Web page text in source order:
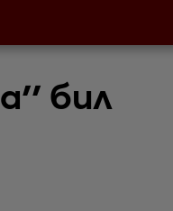
бил